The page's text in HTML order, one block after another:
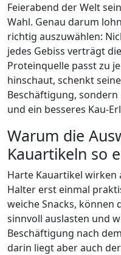
Feierabend der Welt
Wahl. Genau darum
richtig auszuwählen:
jedes Gebiss verträgt
Proteinquelle passt zu
hinschaut, schenkt
Beschäftigung,
und ein besseres Kau-
Warum die
Kauartikeln so
Harte Kauartikel wirken
Halter erst einmal
weiche Snacks, können
sinnvoll auslasten und
Beschäftigung nach
darin liegt aber auch